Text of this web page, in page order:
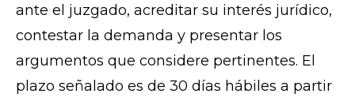
ante el juzgado, acreditar su interés jurídico,
contestar la demanda y presentar los
argumentos que considere pertinentes. El
plazo señalado es de 30 días hábiles a partir